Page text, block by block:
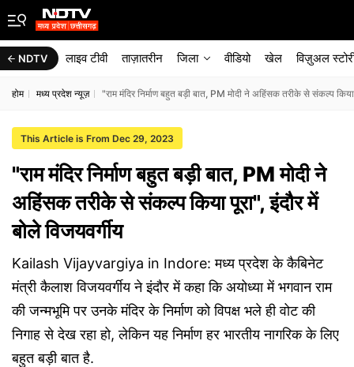
NDTV लाइव टीवी ताज़ातरीन जिला वीडियो खेल विज़ुअल
होम मध्य प्रदेश न्यूज़ "राम मंदिर निर्माण बहुत बड़ी बात, PM मोदी ने अहिंसक तरीके से संकल्प किया
This Article is From Dec 29, 2023
"राम मंदिर निर्माण बहुत बड़ी बात, PM मोदी ने
अहिंसक तरीके से संकल्प किया पूरा", इंदौर में
बोले विजयवर्गीय
Kailash Vijayvargiya in Indore: मध्य प्रदेश के कैबिनेट
मंत्री कैलाश विजयवर्गीय ने इंदौर में कहा कि अयोध्या में भगवान राम
की जन्मभूमि पर उनके मंदिर के निर्माण को विपक्ष भले ही वोट की
निगाह से देख रहा हो, लेकिन यह निर्माण हर भारतीय नागरिक के लिए
बहुत बड़ी बात है.